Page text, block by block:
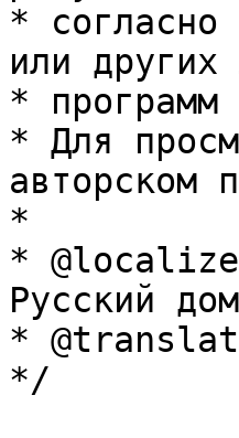
* согласно
или
* программ
* Для
авторском
*
*
Русский
*
*/